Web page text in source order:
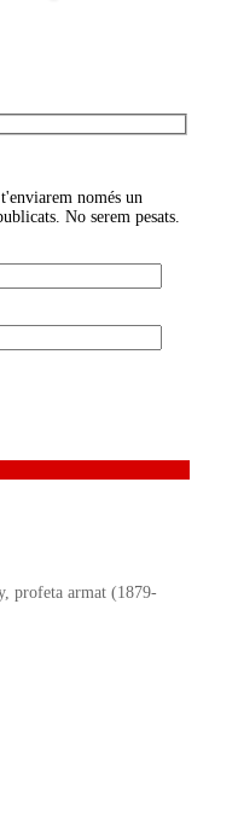
t'enviarem només un
No serem pesats.
profeta armat (1879-